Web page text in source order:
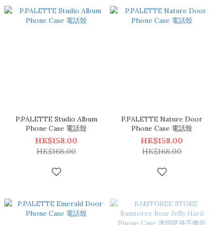
P.PALETTE Studio Album
Phone Case 電話殼
HK$158.00
HK$168.00
P.PALETTE Nature Door
Phone Case 電話殼
HK$158.00
HK$168.00